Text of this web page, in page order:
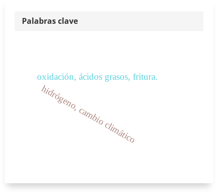
Palabras clave
hidrógeno, cambio climático
oxidación, ácidos grasos, fritura.